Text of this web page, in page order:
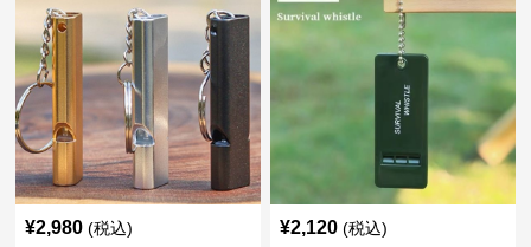
¥2,980 (税込) ¥2,120 (税込)